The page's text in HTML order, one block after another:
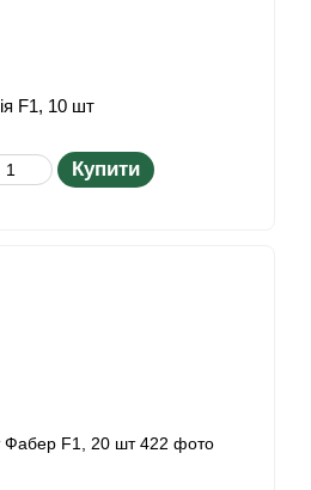
F1, 10 шт
Купити